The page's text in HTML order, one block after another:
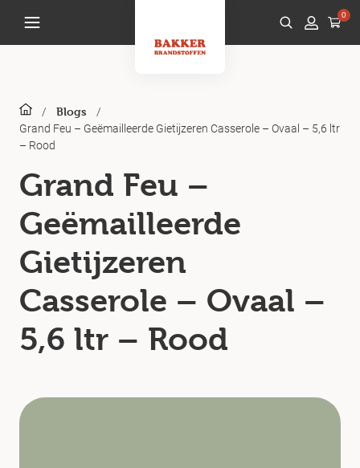
0
/ Blogs
/
Grand Feu – Geëmailleerde Gietijzeren Casserole – Ovaal – 5,6 ltr
– Rood
Grand Feu –
Geëmailleerde
Gietijzeren
Casserole – Ovaal –
5,6 ltr – Rood